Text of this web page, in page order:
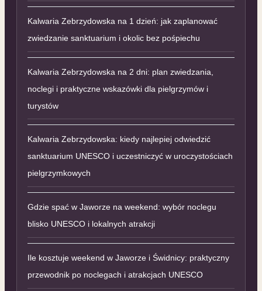
Kalwaria Zebrzydowska na 1 dzień: jak zaplanować
zwiedzanie sanktuarium i okolic bez pośpiechu
Kalwaria Zebrzydowska na 2 dni: plan zwiedzania,
noclegi i praktyczne wskazówki dla pielgrzymów i
turystów
Kalwaria Zebrzydowska: kiedy najlepiej odwiedzić
sanktuarium UNESCO i uczestniczyć w uroczystościach
pielgrzymkowych
Gdzie spać w Jaworze na weekend: wybór noclegu
blisko UNESCO i lokalnych atrakcji
Ile kosztuje weekend w Jaworze i Świdnicy: praktyczny
przewodnik po noclegach i atrakcjach UNESCO